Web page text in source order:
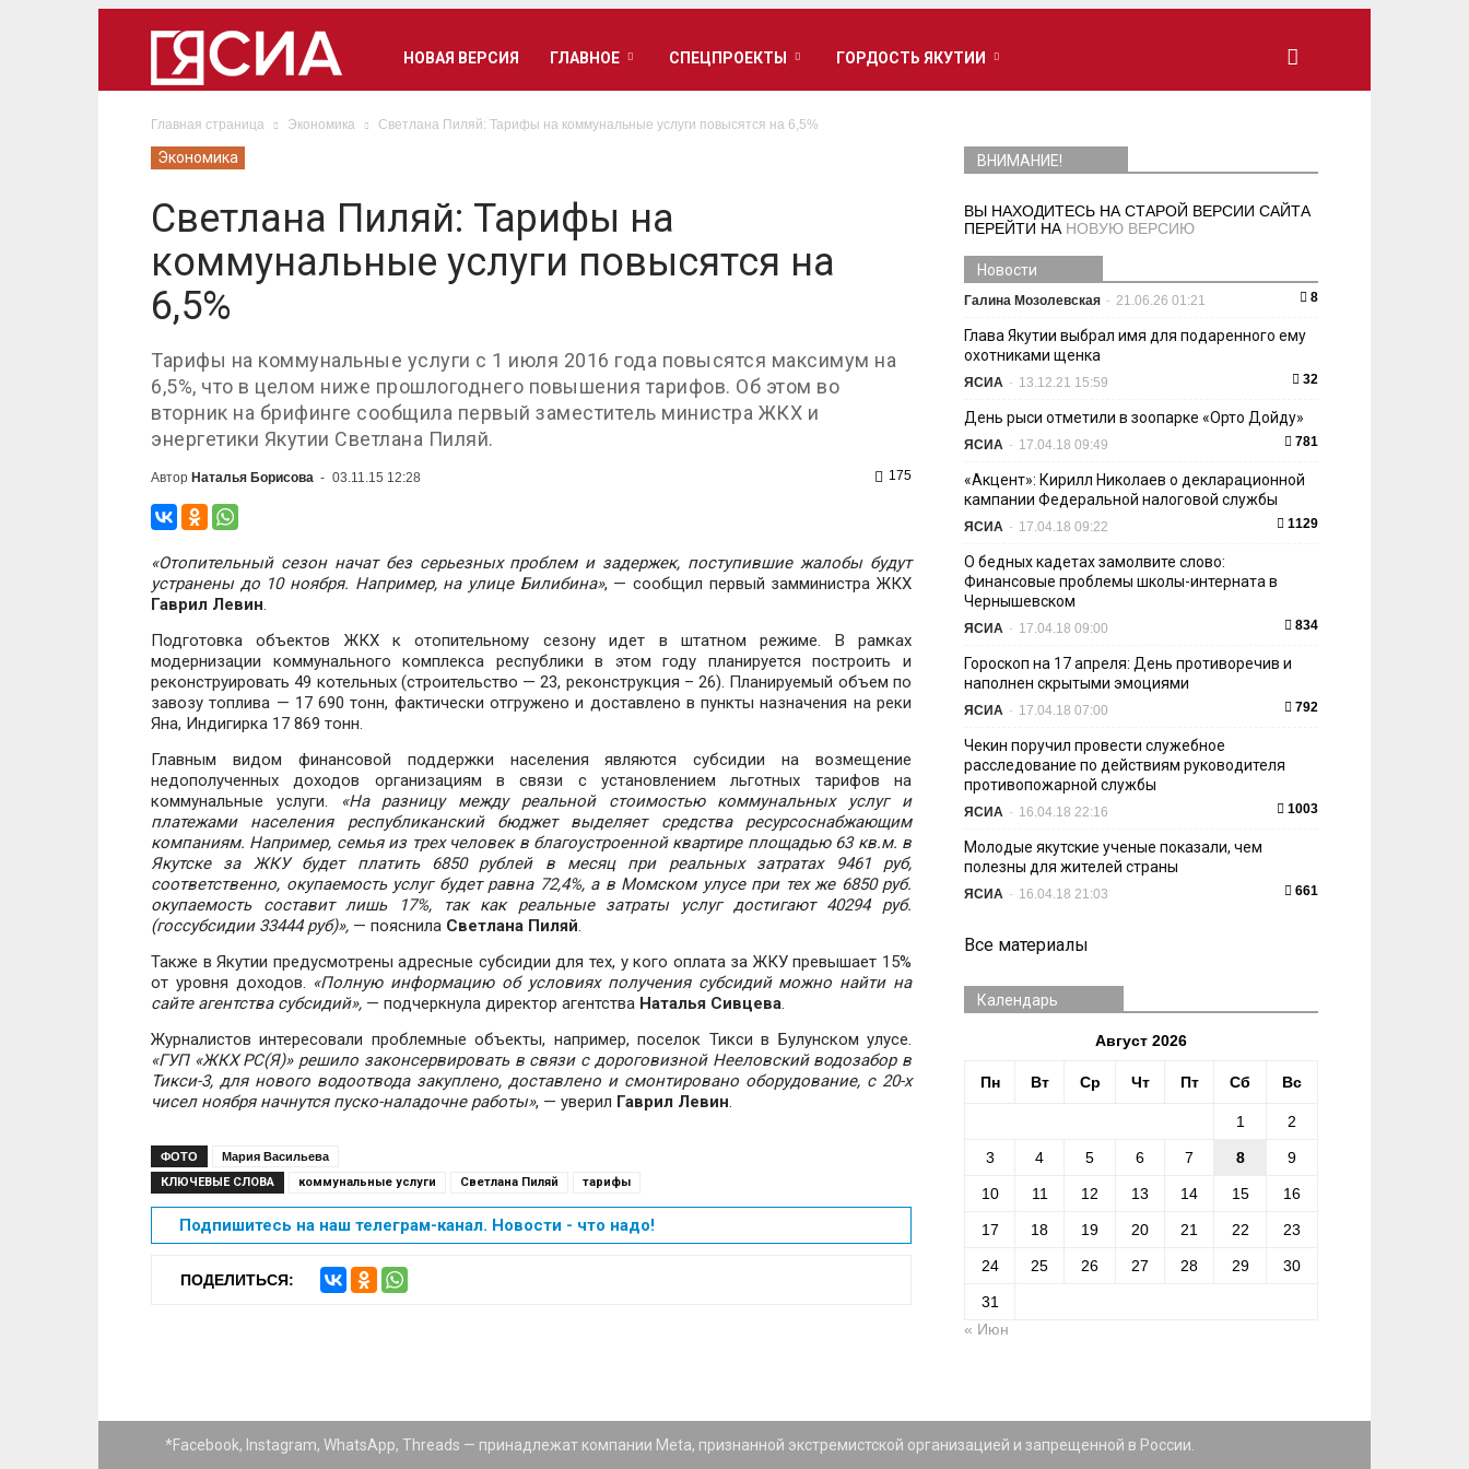
НОВАЯ ВЕРСИЯ ГЛАВНОЕ СПЕЦПРОЕКТЫ ГОРДОСТЬ ЯКУТИИ
Главная страница Экономика Светлана Пиляй: Тарифы на коммунальные услуги повысятся на 6,5%
Экономика
Светлана Пиляй: Тарифы на
коммунальные услуги повысятся на
6,5%
Тарифы на коммунальные услуги с 1 июля 2016 года повысятся максимум на
6,5%, что в целом ниже прошлогоднего повышения тарифов. Об этом во
вторник на брифинге сообщила первый заместитель министра ЖКХ и
энергетики Якутии Светлана Пиляй.
Автор Наталья Борисова - 03.11.15 12:28 175
«Отопительный сезон начат без серьезных проблем и задержек, поступившие жалобы будут
устранены до 10 ноября. Например, на улице Билибина», — сообщил первый замминистра ЖКХ
Гаврил Левин.
Подготовка объектов ЖКХ к отопительному сезону идет в штатном режиме. В рамках
модернизации коммунального комплекса республики в этом году планируется построить и
реконструировать 49 котельных (строительство — 23, реконструкция – 26). Планируемый объем по
завозу топлива — 17 690 тонн, фактически отгружено и доставлено в пункты назначения на реки
Яна, Индигирка 17 869 тонн.
Главным видом финансовой поддержки населения являются субсидии на возмещение
недополученных доходов организациям в связи с установлением льготных тарифов на
коммунальные услуги.
«На разницу между реальной стоимостью коммунальных услуг и
платежами населения республиканский бюджет выделяет средства ресурсоснабжающим
компаниям. Например, семья из трех человек в благоустроенной квартире площадью 63 кв.м. в
Якутске за ЖКУ будет платить 6850 рублей в месяц при реальных затратах 9461 руб,
соответственно, окупаемость услуг будет равна 72,4%, а в Момском улусе при тех же 6850 руб.
окупаемость составит лишь 17%, так как реальные затраты услуг достигают 40294 руб.
(госсубсидии 33444 руб)», — пояснила Светлана Пиляй.
Также в Якутии предусмотрены адресные субсидии для тех, у кого оплата за ЖКУ превышает 15%
от уровня доходов. «Полную информацию об условиях получения субсидий можно найти на
сайте агентства субсидий», — подчеркнула директор агентства Наталья Сивцева.
Журналистов интересовали проблемные объекты, например, поселок Тикси в Булунском улусе.
«ГУП «ЖКХ РС(Я)» решило законсервировать в связи с дороговизной Нееловский водозабор в
Тикси-3, для нового водоотвода закуплено, доставлено и смонтировано оборудование, с 20-х
чисел ноября начнутся пуско-наладочне работы», — уверил Гаврил Левин.
ФОТО Мария Васильева
КЛЮЧЕВЫЕ СЛОВА коммунальные услуги Светлана Пиляй тарифы
Подпишитесь на наш телеграм-канал. Новости - что надо!
ПОДЕЛИТЬСЯ:
ВНИМАНИЕ!
ВЫ НАХОДИТЕСЬ НА СТАРОЙ ВЕРСИИ САЙТА
ПЕРЕЙТИ НА НОВУЮ ВЕРСИЮ
Новости
Галина Мозолевская - 21.06.26 01:21 8
Глава Якутии выбрал имя для подаренного ему
охотниками щенка
ЯСИА - 13.12.21 15:59 32
День рыси отметили в зоопарке «Орто Дойду»
ЯСИА - 17.04.18 09:49 781
«Акцент»: Кирилл Николаев о декларационной
кампании Федеральной налоговой службы
ЯСИА - 17.04.18 09:22 1129
О бедных кадетах замолвите слово:
Финансовые проблемы школы-интерната в
Чернышевском
ЯСИА - 17.04.18 09:00 834
Гороскоп на 17 апреля: День противоречив и
наполнен скрытыми эмоциями
ЯСИА - 17.04.18 07:00 792
Чекин поручил провести служебное
расследование по действиям руководителя
противопожарной службы
ЯСИА - 16.04.18 22:16 1003
Молодые якутские ученые показали, чем
полезны для жителей страны
ЯСИА - 16.04.18 21:03 661
Все материалы
Календарь
Август 2026
Пн Вт Ср Чт Пт Сб Вс
1 2
3 4 5 6 7 8 9
10 11 12 13 14 15 16
17 18 19 20 21 22 23
24 25 26 27 28 29 30
31
« Июн
*Facebook, Instagram, WhatsApp, Threads — принадлежат компании Meta, признанной экстремистской организацией и запрещенной в России.